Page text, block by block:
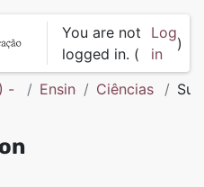
You are not
logged in. (
Log
in
)
Colégio São Francisco de
Ensino Fundamental
Ciências